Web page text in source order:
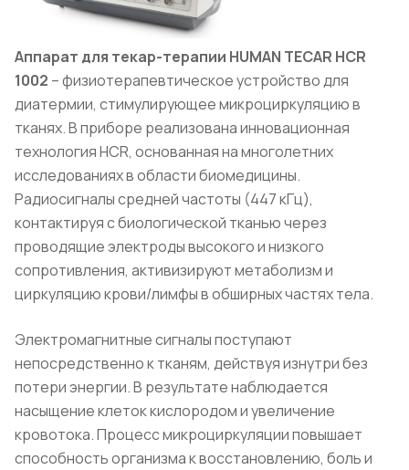
Аппарат для текар-терапии HUMAN TECAR HCR
1002 – физиотерапевтическое устройство для
диатермии, стимулирующее микроциркуляцию в
тканях. В приборе реализована инновационная
технология HCR, основанная на многолетних
исследованиях в области биомедицины.
Радиосигналы средней частоты (447 кГц),
контактируя с биологической тканью через
проводящие электроды высокого и низкого
сопротивления, активизируют метаболизм и
циркуляцию крови/лимфы в обширных частях тела.
Электромагнитные сигналы поступают
непосредственно к тканям, действуя изнутри без
потери энергии. В результате наблюдается
насыщение клеток кислородом и увеличение
кровотока. Процесс микроциркуляции повышает
способность организма к восстановлению, боль и